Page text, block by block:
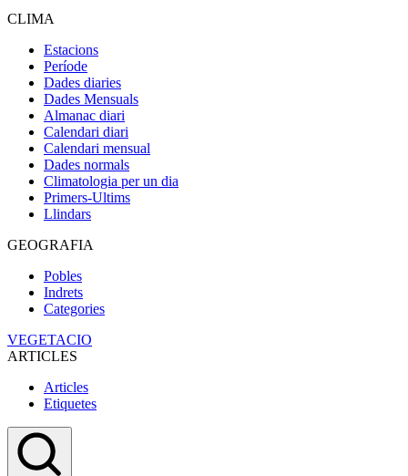
CLIMA
Estacions
Període
Dades diaries
Dades Mensuals
Almanac diari
Calendari diari
Calendari mensual
Dades normals
Climatologia per un dia
Primers-Ultims
Llindars
GEOGRAFIA
Pobles
Indrets
Categories
VEGETACIO
ARTICLES
Articles
Etiquetes